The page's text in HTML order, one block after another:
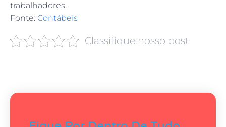
trabalhadores.
Fonte: Contábeis
Classifique nosso post